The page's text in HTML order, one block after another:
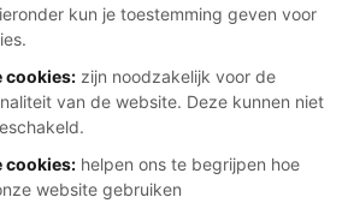
kun je toestemming geven voor
cookies: zijn noodzakelijk voor de
van de website. Deze kunnen niet
cookies: helpen ons te begrijpen hoe
website gebruiken